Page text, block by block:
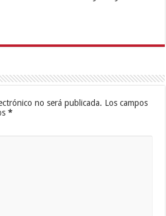
no será publicada. Los campos
*